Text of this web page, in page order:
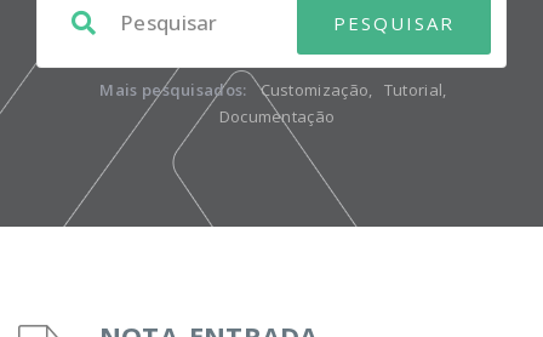
Mais pesquisados: Customização, Tutorial,
Documentação